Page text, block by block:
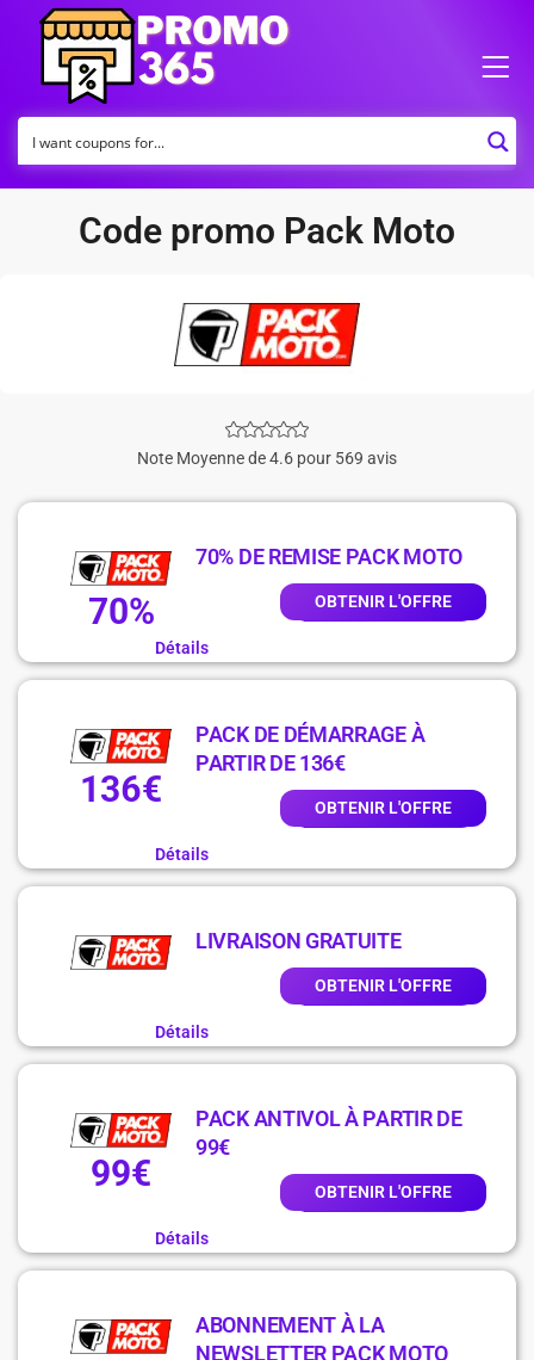
Code promo Pack Moto
Note Moyenne de 4.6 pour 569 avis
70%
70% DE REMISE PACK MOTO
OBTENIR L'OFFRE
Détails
136€
PACK DE DÉMARRAGE À
PARTIR DE 136€
OBTENIR L'OFFRE
Détails
LIVRAISON GRATUITE
OBTENIR L'OFFRE
Détails
99€
PACK ANTIVOL À PARTIR DE
99€
OBTENIR L'OFFRE
Détails
ABONNEMENT À LA
NEWSLETTER PACK MOTO